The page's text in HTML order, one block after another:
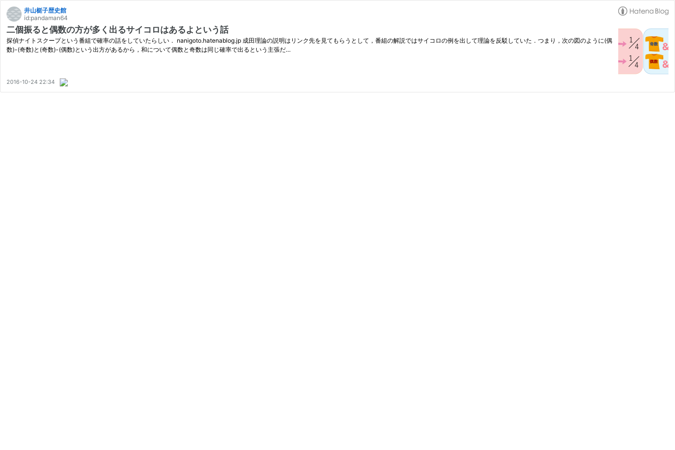
井山梃子歴史館
id:pandaman64
二個振ると偶数の方が多く出るサイコロはあるよという話
探偵ナイトスクープという番組で確率の話をしていたらしい． nanigoto.hatenablog.jp 成田理論の説明はリンク先を見てもらうとして，番組の解説ではサイコロの例を出して理論を反駁していた．つまり，次の図のように(偶
数)-(奇数)と(奇数)-(偶数)という出方があるから，和について偶数と奇数は同じ確率で出るという主張だ…
2016-10-24 22:34